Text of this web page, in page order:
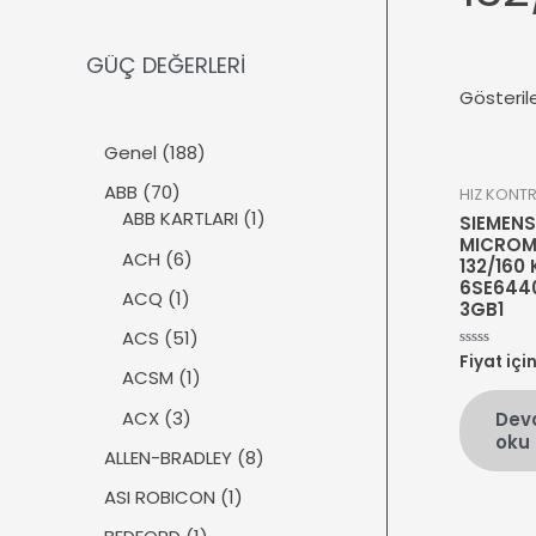
GÜÇ DEĞERLERİ
Genel 1881
ü
ABB 707
0
ü
r
ü
n
ABB KARTLARI 11
ACH 66
ü
r
ü
n
ACQ 11
ü
r
ü
ACS 515
1
ü
n
ACSM 11
ü
ACX 33
r
ü
n
ALLEN-BRADLEY 88
ASI ROBICON 11
HIZ
SIEMENS
132/160
3GB1
5
üzerinden
oy
aldı
Fiyat için
oku